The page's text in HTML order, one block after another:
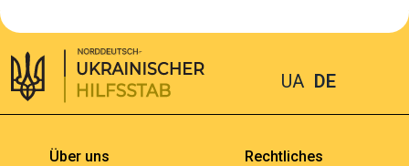
UA DE
Über uns Rechtliches